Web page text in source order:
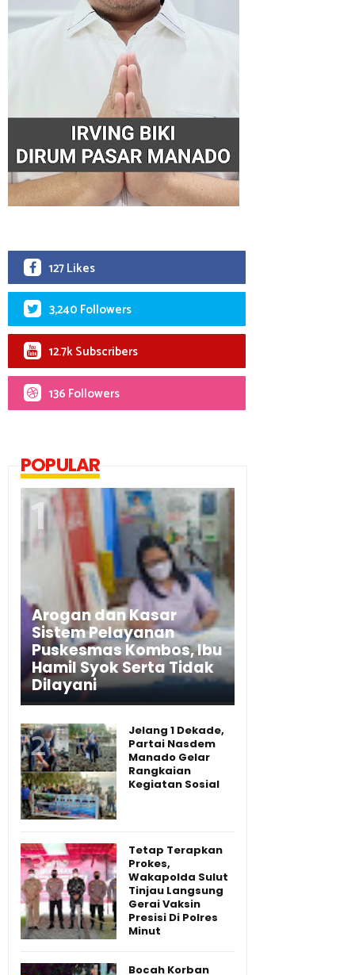
127 Likes
3,240 Followers
12.7k Subscribers
136 Followers
POPULAR
Arogan dan Kasar
Sistem Pelayanan
Puskesmas Kombos, Ibu
Hamil Syok Serta Tidak
Dilayani
Jelang 1 Dekade,
Partai Nasdem
Manado Gelar
Rangkaian
Kegiatan Sosial
Tetap Terapkan
Prokes,
Wakapolda Sulut
Tinjau Langsung
Gerai Vaksin
Presisi Di Polres
Minut
Bocah Korban